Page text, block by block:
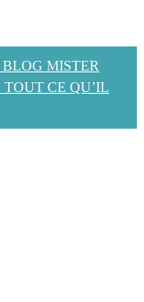
MISTER
CE QU’IL